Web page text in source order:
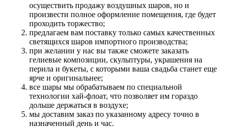
осуществить продажу воздушных шаров, но и
произвести полное оформление помещения, где будет
проходить торжество;
предлагаем вам поставку только самых качественных
светящихся шаров импортного производства;
при желании у нас вы также сможете заказать
гелиевые композиции, скульптуры, украшения на
перила и букеты, с которыми ваша свадьба станет еще
ярче и оригинальнее;
все шары мы обрабатываем по специальной
технологии хай-флоат, что позволяет им гораздо
дольше держаться в воздухе;
мы доставим заказ по указанному адресу точно в
назначенный день и час.